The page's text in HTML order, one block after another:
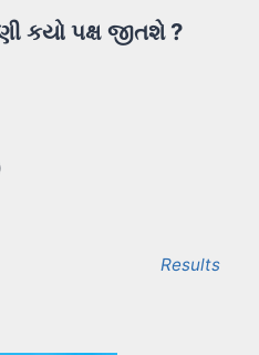
કયો પક્ષ જીતશે ?
Results